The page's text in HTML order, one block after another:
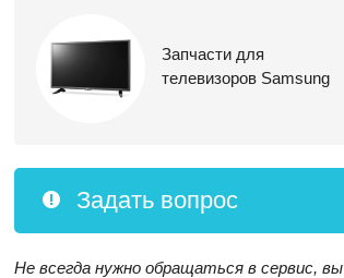
Запчасти для
телевизоров Samsung
Задать вопрос
Не всегда нужно обращаться в сервис, вы